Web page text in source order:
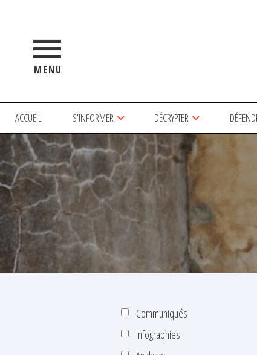
MENU
ACCUEIL S’INFORMER DÉCRYPTER
Communiqués
Infographies